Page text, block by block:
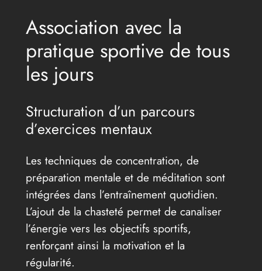
Association avec la
pratique sportive de tous
les jours
Structuration d’un parcours
d’exercices mentaux
Les techniques de concentration, de
préparation mentale et de méditation sont
intégrées dans l’entraînement quotidien.
L’ajout de la chasteté permet de canaliser
l’énergie vers les objectifs sportifs,
renforçant ainsi la motivation et la
régularité.